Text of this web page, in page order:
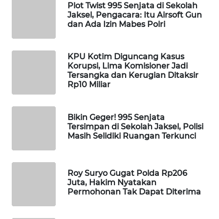
Plot Twist 995 Senjata di Sekolah
Jaksel, Pengacara: Itu Airsoft Gun
dan Ada Izin Mabes Polri
KPU Kotim Diguncang Kasus
Korupsi, Lima Komisioner Jadi
Tersangka dan Kerugian Ditaksir
Rp10 Miliar
Bikin Geger! 995 Senjata
Tersimpan di Sekolah Jaksel, Polisi
Masih Selidiki Ruangan Terkunci
Roy Suryo Gugat Polda Rp206
Juta, Hakim Nyatakan
Permohonan Tak Dapat Diterima
WAHANANEWS
NET